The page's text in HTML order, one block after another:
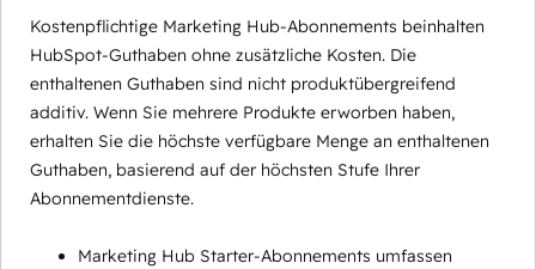
Kostenpflichtige Marketing Hub-Abonnements beinhalten
HubSpot-Guthaben ohne zusätzliche Kosten. Die
enthaltenen Guthaben sind nicht produktübergreifend
additiv. Wenn Sie mehrere Produkte erworben haben,
erhalten Sie die höchste verfügbare Menge an enthaltenen
Guthaben, basierend auf der höchsten Stufe Ihrer
Abonnementdienste.
Marketing Hub Starter-Abonnements umfassen